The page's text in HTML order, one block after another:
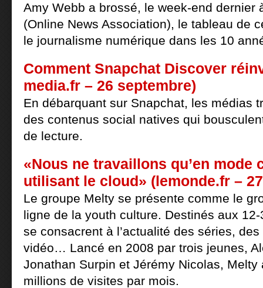
Amy Webb a brossé, le week-end dernier
(Online News Association), le tableau de
le journalisme numérique dans les 10
Comment Snapchat Discover
media.fr – 26 septembre)
En débarquant sur Snapchat, les médias
des contenus social natives qui
de lecture.
«Nous ne travaillons qu’en mode
utilisant le cloud» (lemonde.fr –
Le groupe Melty se présente comme le
ligne de la youth culture. Destinés aux
se consacrent à l’actualité des séries,
vidéo… Lancé en 2008 par trois jeunes,
Jonathan Surpin et Jérémy Nicolas, Melty
millions de visites par mois.